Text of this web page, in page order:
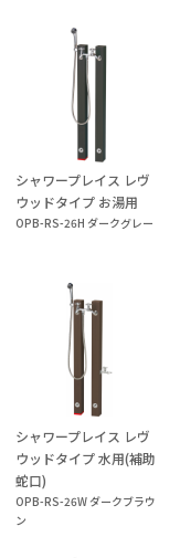
シャワープレイス レヴ
ウッドタイプ お湯用
OPB-RS-26H ダークグレー
シャワープレイス レヴ
ウッドタイプ 水用(補助
蛇口)
OPB-RS-26W ダークブラウ
ン